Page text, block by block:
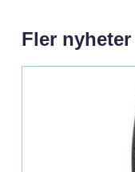
Fler nyheter